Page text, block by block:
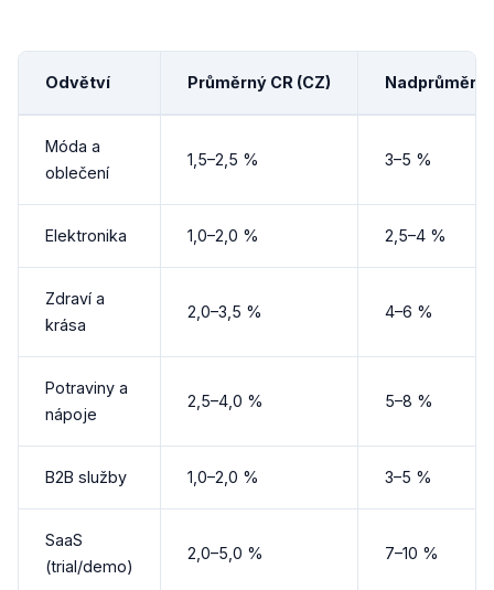
Odvětví Průměrný CR (CZ)
Móda a
oblečení
1,5–2,5 % 3–5 %
Elektronika 1,0–2,0 % 2,5–4 %
Zdraví a
krása
2,0–3,5 % 4–6 %
Potraviny a
nápoje
2,5–4,0 % 5–8 %
B2B služby 1,0–2,0 % 3–5 %
SaaS
(trial/demo)
2,0–5,0 % 7–10 %